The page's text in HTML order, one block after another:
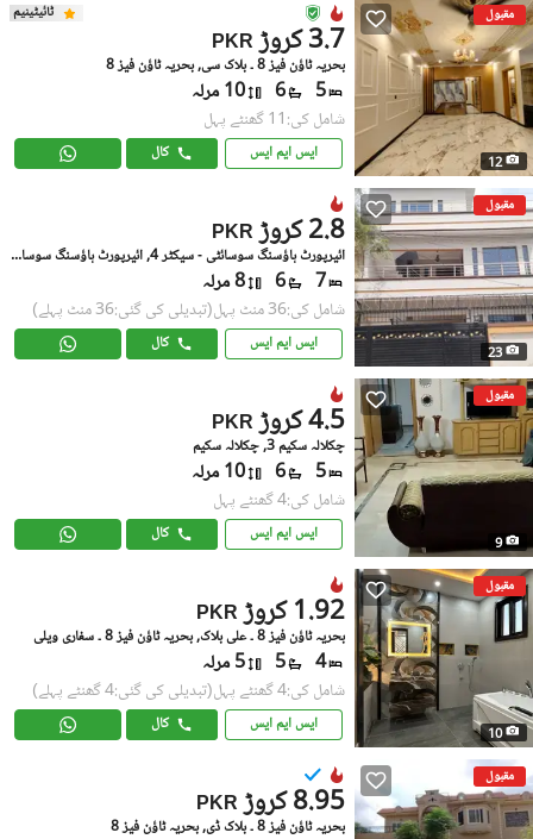
مقبول
12
ٹائیٹینیم
PKR 3.7 کروڑ
بحریہ ٹاؤن فیز 8 ۔ بلاک سی, بحریہ ٹاؤن فیز 8
5
6 10 مرلہ
شامل کی:11 گھنٹے پہل
ایس ایم ایس کال
مقبول
23
PKR 2.8 کروڑ
ائیرپورٹ ہاؤسنگ سوسائٹی - سیکٹر 4, ائیرپورٹ ہاؤسنگ سوسائٹی
7
6 8 مرلہ
شامل کی:36 منٹ پہل (تبدیلی کی گئی:36 منٹ پہلے)
ایس ایم ایس کال
مقبول
9
PKR 4.5 کروڑ
چکلالہ سکیم 3, چکلالہ سکیم
5
6 10 مرلہ
شامل کی:4 گھنٹے پہل
ایس ایم ایس کال
مقبول
10
PKR 1.92 کروڑ
بحریہ ٹاؤن فیز 8 ۔ علی بلاک, بحریہ ٹاؤن فیز 8 ۔ سفاری ویلی
4
5 5 مرلہ
شامل کی:4 گھنٹے پہل (تبدیلی کی گئی:4 گھنٹے پہلے)
ایس ایم ایس کال
مقبول
PKR 8.95 کروڑ
بحریہ ٹاؤن فیز 8 ۔ بلاک ڈی, بحریہ ٹاؤن فیز 8